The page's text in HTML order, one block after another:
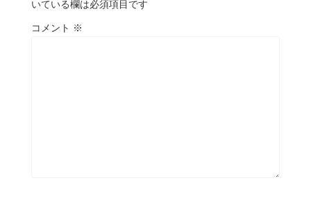
いている欄は必須項目です
コメント ※